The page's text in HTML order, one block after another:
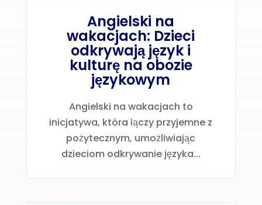
Angielski na
wakacjach: Dzieci
odkrywają język i
kulturę na obozie
językowym
Angielski na wakacjach to
inicjatywa, która łączy przyjemne z
pożytecznym, umożliwiając
dzieciom odkrywanie języka...